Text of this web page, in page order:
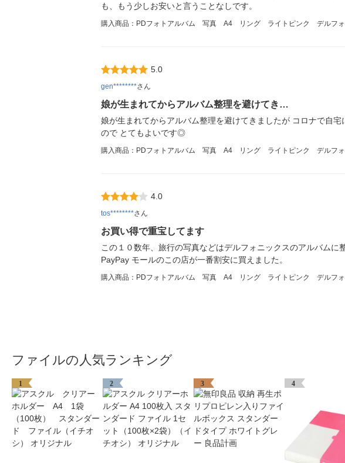
も、もう少しお安いと言うことなしです。
購入商品：PDフォトアルバム 写真 A4 リング ライトピンク デルフォ
5.0
gen********さん
娘が生まれてからアルバム整理を避けてき…
娘が生まれてからアルバム整理を避けてきましたが コロナで自
ので とてもよいです◎
購入商品：PDフォトアルバム 写真 A4 リング ライトピンク デルフォ
4.0
tos********さん
お買い得で重宝してます
この１０数年、旅行の写真などはデルフォニックスのアルバム
PayPay モールのこの店が一番割安に買えました。
購入商品：PDフォトアルバム 写真 A4 リング ライトピンク デルフォ
ファイルの人気ランキング
1 2 3 4